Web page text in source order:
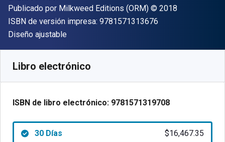
Editor
Publicado por Milkweed Editions (ORM) Copyright
© 2018
ISBN de versión impresa: 9781571313676
Formato
Diseño ajustable
Libro electrónico
ISBN de libro electrónico: 9781571319708
30 Días $16,467.35